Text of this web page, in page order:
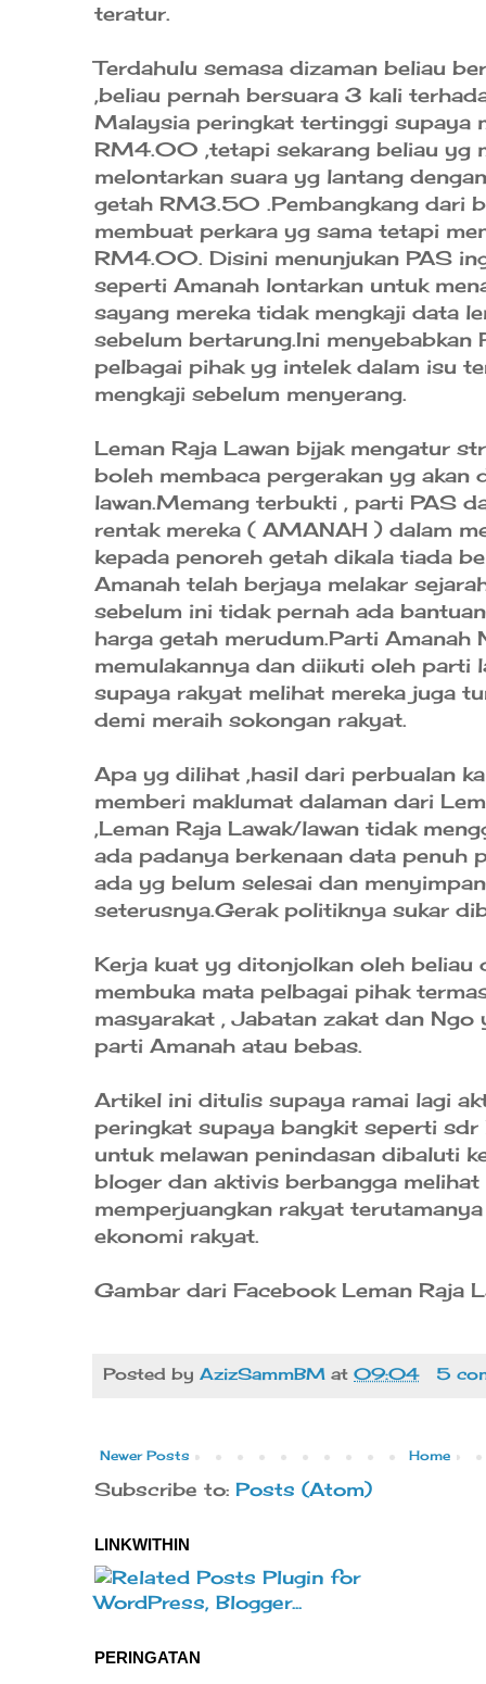
teratur.
Terdahulu semasa dizaman beliau
,beliau pernah bersuara 3 kali
Malaysia peringkat tertinggi supaya
RM4.00 ,tetapi sekarang beliau yg
melontarkan suara yg lantang
getah RM3.50 .Pembangkang dari
membuat perkara yg sama tetapi
RM4.00. Disini menunjukan PAS
seperti Amanah lontarkan untuk
sayang mereka tidak mengkaji data
sebelum bertarung.Ini menyebabkan
pelbagai pihak yg intelek dalam isu
mengkaji sebelum menyerang.
Leman Raja Lawan bijak mengatur
boleh membaca pergerakan yg akan
lawan.Memang terbukti , parti PAS
rentak mereka ( AMANAH ) dalam
kepada penoreh getah dikala tiada
Amanah telah berjaya melakar
sebelum ini tidak pernah ada
harga getah merudum.Parti Amanah
memulakannya dan diikuti oleh parti
supaya rakyat melihat mereka juga
demi meraih sokongan rakyat.
Apa yg dilihat ,hasil dari perbualan
memberi maklumat dalaman dari
,Leman Raja Lawak/lawan tidak
ada padanya berkenaan data penuh
ada yg belum selesai dan
seterusnya.Gerak politiknya sukar
Kerja kuat yg ditonjolkan oleh beliau
membuka mata pelbagai pihak
masyarakat , Jabatan zakat dan
parti Amanah atau bebas.
Artikel ini ditulis supaya ramai lagi
peringkat supaya bangkit seperti sdr
untuk melawan penindasan dibaluti
bloger dan aktivis berbangga
memperjuangkan rakyat
ekonomi rakyat.
Gambar dari Facebook Leman Raja
Posted by AzizSammBM at 09:04 5
Newer Posts Home
Subscribe to: Posts (Atom)
LINKWITHIN
PERINGATAN